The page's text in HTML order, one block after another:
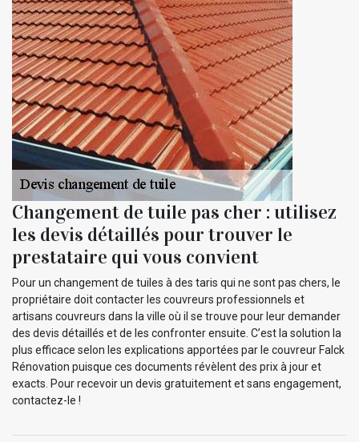
Changement de tuile pas cher : utilisez
les devis détaillés pour trouver le
prestataire qui vous convient
Pour un changement de tuiles à des taris qui ne sont pas chers, le
propriétaire doit contacter les couvreurs professionnels et
artisans couvreurs dans la ville où il se trouve pour leur demander
des devis détaillés et de les confronter ensuite. C’est la solution la
plus efficace selon les explications apportées par le couvreur Falck
Rénovation puisque ces documents révèlent des prix à jour et
exacts. Pour recevoir un devis gratuitement et sans engagement,
contactez-le !